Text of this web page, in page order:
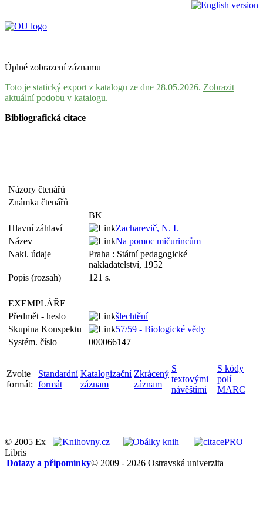
Úplné zobrazení záznamu
Toto je statický export z katalogu ze dne 28.05.2026. Zobrazit
aktuální podobu v katalogu.
Bibliografická citace
Názory čtenářů
Známka čtenářů
BK
Hlavní záhlaví
Zacharevič, N. I.
Název
Na pomoc mičurincům
Nakl. údaje
Praha : Státní pedagogické
nakladatelství, 1952
Popis (rozsah)
121 s.
EXEMPLÁŘE
Předmět - heslo
šlechtění
Skupina Konspektu
57/59 - Biologické vědy
Systém. číslo
000066147
Zvolte
formát:
Standardní
formát
Katalogizační
záznam
Zkrácený
záznam
S
textovými
návěštími
S kódy
polí
MARC
© 2005 Ex
Libris
© 2009 - 2026 Ostravská univerzita
Dotazy a připomínky